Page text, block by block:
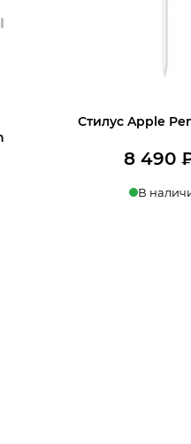
Стилус Apple
8 490
В